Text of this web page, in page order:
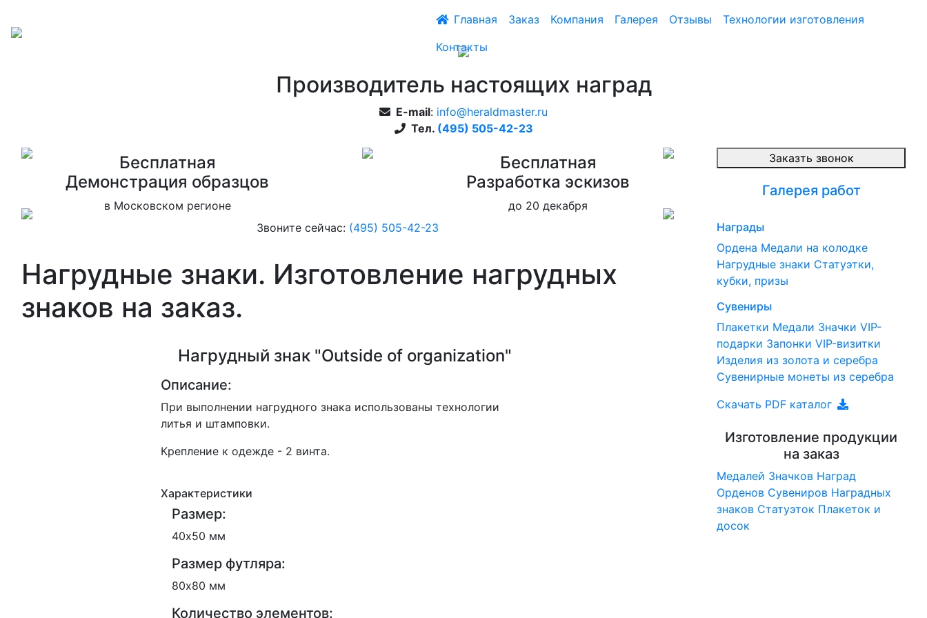
Производитель настоящих наград
E-mail: info@heraldmaster.ru
Тел. (495) 505-42-23
Главная Заказ Компания Галерея Отзывы
Технологии изготовления
Контакты
Бесплатная
Дeмонстрация образцов
в Московском регионе
Бесплатная
Pазработка эскизов
до 20 декабря
Звоните сейчас: (495) 505-42-23
Нагрудные знаки. Изготовление нагрудных
знаков на заказ.
Нагрудный знак "Outside of organization"
Описание:
При выполнении нагрудного знака использованы технологии
литья и штамповки.
Крепление к одежде - 2 винта.
Характеристики
Размер:
40х50 мм
Размер футляра:
80х80 мм
Количество элементов:
Заказть звонок
Галерея работ
Награды
Ордена Медали на колодке
Нагрудные знаки Статуэтки,
кубки, призы
Сувениры
Плакетки Медали Значки VIP-
подарки Запонки VIP-визитки
Изделия из золота и серебра
Сувенирные монеты из серебра
Скачать PDF каталог
Изготовление продукции
на заказ
Медалей Значков Наград
Орденов Сувениров Наградныx
знаков Статуэток Плакеток и
досок